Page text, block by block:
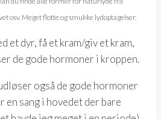
osv. Meget flotte og smukke lydoptagelser.
et dyr, få et kram/giv et kram,
de gode hormoner i kroppen.
også de gode hormoner
en sang i hovedet der bare